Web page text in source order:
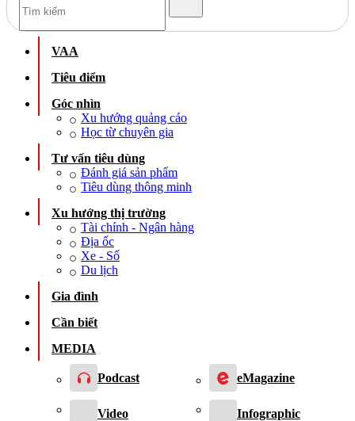
VAA
Tiêu điểm
Góc nhìn
Xu hướng quảng cáo
Học từ chuyên gia
Tư vấn tiêu dùng
Đánh giá sản phẩm
Tiêu dùng thông minh
Xu hướng thị trường
Tài chính - Ngân hàng
Địa ốc
Xe - Số
Du lịch
Gia đình
Cần biết
MEDIA
Podcast eMagazine
Video Infographic